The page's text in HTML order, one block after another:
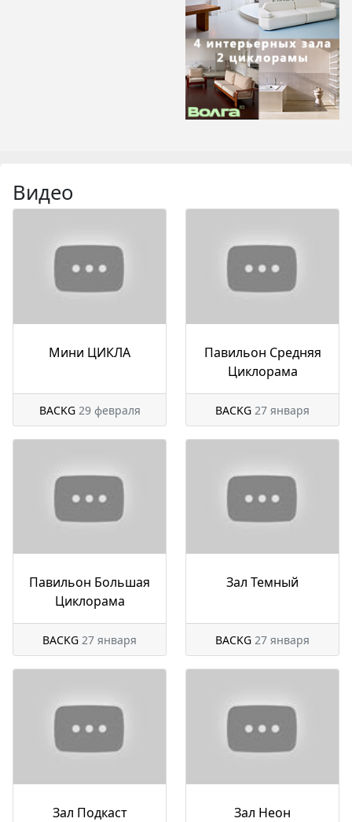
Видео
Мини ЦИКЛА
BACKG 29 февраля
Павильон Средняя
Циклорама
BACKG 27 января
Павильон Большая
Циклорама
BACKG 27 января
Зал Темный
BACKG 27 января
Зал Подкаст Зал Неон